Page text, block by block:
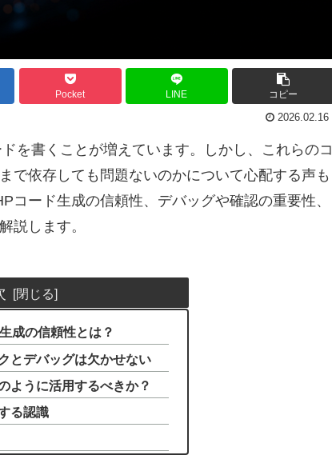
Pocket LINE コピー
2026.02.16
を書くことが増えています。しかし、これらのコ
で依存しても問題ないのかについて心配する声も
ード生成の信頼性、デバッグや確認の重要性、
説します。
成の信頼性とは？
とデバッグは欠かせない
ように活用するべきか？
る認識